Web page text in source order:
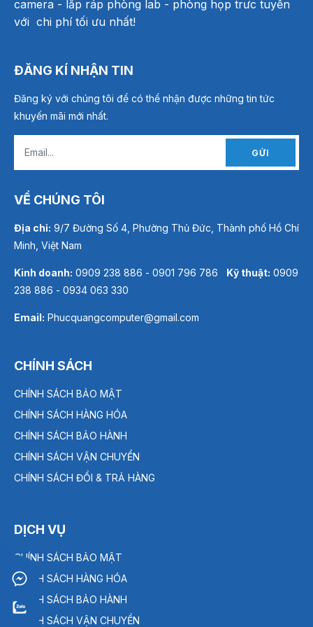
camera - lắp ráp phòng lab - phòng họp trưc tuyến
với chi phí tối ưu nhất!
ĐĂNG KÍ NHẬN TIN
Đăng ký với chúng tôi để có thể nhận được những tin tức
khuyến mãi mới nhất.
GỬI
VỀ CHÚNG TÔI
Địa chỉ: 9/7 Đường Số 4, Phường Thủ Đức, Thành phố Hồ Chí
Minh, Việt Nam
Kinh doanh: 0909 238 886 - 0901 796 786 Kỹ thuật: 0909
238 886 - 0934 063 330
Email: Phucquangcomputer@gmail.com
CHÍNH SÁCH
CHÍNH SÁCH BẢO MẬT
CHÍNH SÁCH HÀNG HÓA
CHÍNH SÁCH BẢO HÀNH
CHÍNH SÁCH VẬN CHUYỂN
CHÍNH SÁCH ĐỔI & TRẢ HÀNG
DỊCH VỤ
CHÍNH SÁCH BẢO MẬT
CHÍNH SÁCH HÀNG HÓA
CHÍNH SÁCH BẢO HÀNH
CHÍNH SÁCH VẬN CHUYỂN